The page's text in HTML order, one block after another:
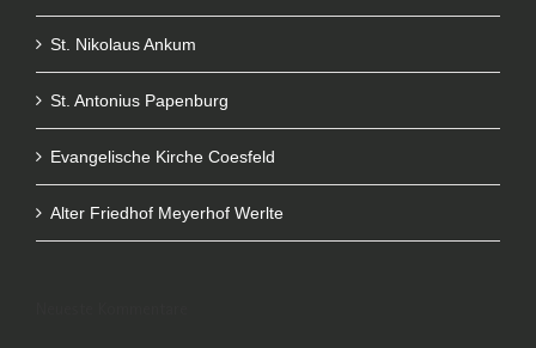
St. Nikolaus Ankum
St. Antonius Papenburg
Evangelische Kirche Coesfeld
Alter Friedhof Meyerhof Werlte